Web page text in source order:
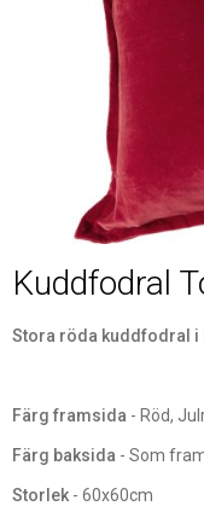
Kuddfodral
Stora röda kuddfodral i
Färg framsida - Röd,
Färg baksida - Som
Storlek - 60x60cm